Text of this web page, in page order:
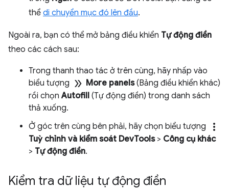
thể di chuyển mục đó lên đầu.
Ngoài ra, bạn có thể mở bảng điều khiển Tự động điền
theo các cách sau:
Trong thanh thao tác ở trên cùng, hãy nhấp vào
biểu tượng double_arrow More panels(Bảng điều khiển khác)
rồi chọnAutofill (Tự động điền) trong danh sách
thả xuống.
Ở góc trên cùng bên phải, hãy chọn biểu tượng
more_vert
Tuỳ chỉnh và kiểm soát DevTools> Công cụ khác
> Tự động điền.
Kiểm tra dữ liệu tự động điền